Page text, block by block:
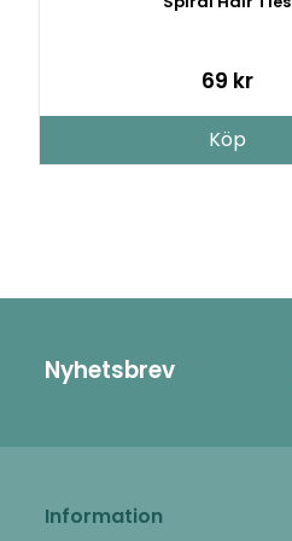
69 kr
Köp
Nyhetsbrev
Information